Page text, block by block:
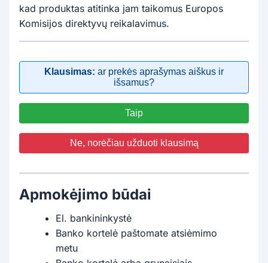
kad produktas atitinka jam taikomus Europos
Komisijos direktyvų reikalavimus.
Klausimas: ar prekės aprašymas aiškus ir
išsamus?
Taip
Ne, norėčiau užduoti klausimą
Apmokėjimo būdai
El. bankininkystė
Banko kortelė paštomate atsiėmimo
metu